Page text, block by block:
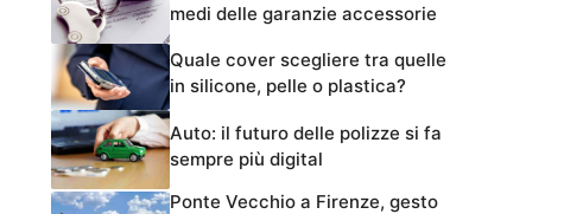
medi delle garanzie accessorie
Quale cover scegliere tra quelle
in silicone, pelle o plastica?
Auto: il futuro delle polizze si fa
sempre più digital
Ponte Vecchio a Firenze, gesto